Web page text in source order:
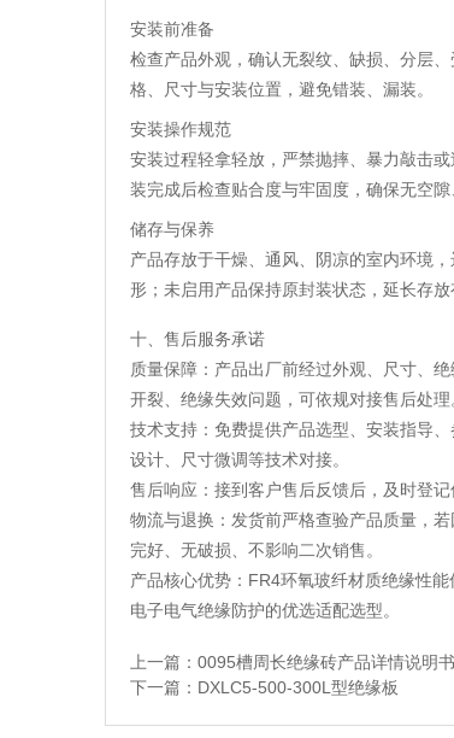
安装前准备
检查产品外观，确认无裂纹、缺损、分层
格、尺寸与安装位置，避免错装、漏装。
安装操作规范
安装过程轻拿轻放，严禁抛摔、暴力敲击
装完成后检查贴合度与牢固度，确保无空
储存与保养
产品存放于干燥、通风、阴凉的室内环境
形；未启用产品保持原封装状态，延长存放
十、售后服务承诺
质量保障：产品出厂前经过外观、尺寸、
开裂、绝缘失效问题，可依规对接售后处理
技术支持：免费提供产品选型、安装指导
设计、尺寸微调等技术对接。
售后响应：接到客户售后反馈后，及时登
物流与退换：发货前严格查验产品质量，
完好、无破损、不影响二次销售。
产品核心优势：FR4环氧玻纤材质绝缘性
电子电气绝缘防护的优选适配选型。
上一篇： 0095槽周长绝缘砖产品详情说明书
下一篇： DXLC5-500-300L型绝缘板